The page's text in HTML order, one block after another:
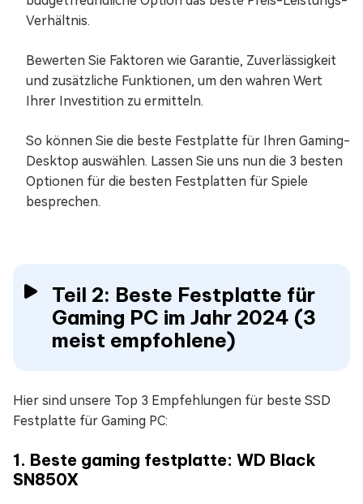
Verhältnis.
Bewerten Sie Faktoren wie Garantie, Zuverlässigkeit
und zusätzliche Funktionen, um den wahren Wert
Ihrer Investition zu ermitteln.
So können Sie die beste Festplatte für Ihren Gaming-
Desktop auswählen. Lassen Sie uns nun die 3 besten
Optionen für die besten Festplatten für Spiele
besprechen.
Teil 2: Beste Festplatte für
Gaming PC im Jahr 2024 (3
meist empfohlene)
Hier sind unsere Top 3 Empfehlungen für beste SSD
Festplatte für Gaming PC:
1. Beste gaming festplatte: WD Black
SN850X